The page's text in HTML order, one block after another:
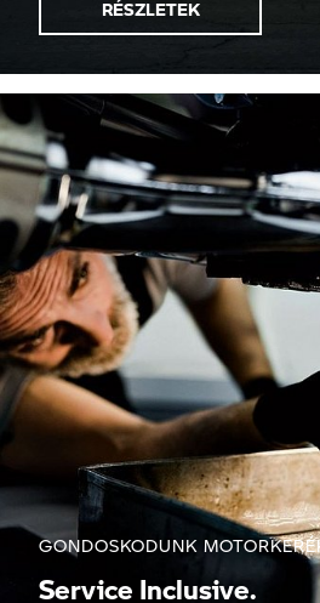
GONDOSKODUNK
Service Inclusive.